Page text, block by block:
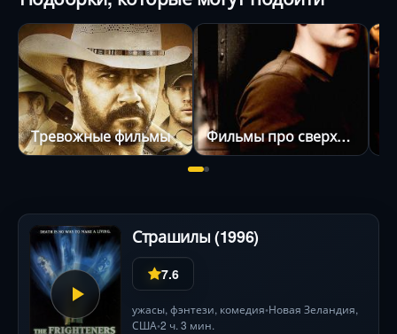
Тревожные фильмы Фильмы про сверхъестественное
Страшилы (1996)
7.6
ужасы, фэнтези, комедия•Новая Зеландия,
США•2 ч. 3 мин.